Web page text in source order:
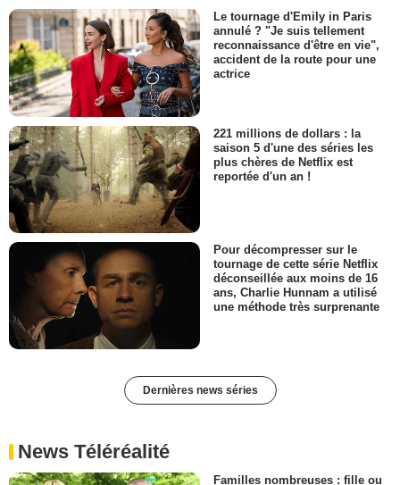
Le tournage d'Emily in Paris
annulé ? "Je suis tellement
reconnaissance d'être en vie",
accident de la route pour une
actrice
221 millions de dollars : la
saison 5 d'une des séries les
plus chères de Netflix est
reportée d'un an !
Pour décompresser sur le
tournage de cette série Netflix
déconseillée aux moins de 16
ans, Charlie Hunnam a utilisé
une méthode très surprenante
Dernières news séries
News Téléréalité
Familles nombreuses : fille ou